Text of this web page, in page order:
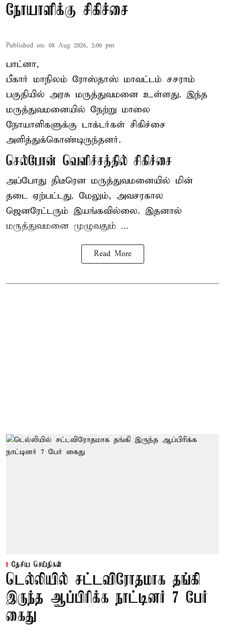
நோயாளிக்கு சிகிச்சை
Published on: 08 Aug 2026, 2:06 pm
பாட்னா,
பீகார் மாநிலம் ரோஸ்தாஸ் மாவட்டம் சசராம்
பகுதியில் அரசு மருத்துவமனை உள்ளது. இந்த
மருத்துவமனையில் நேற்று மாலை
நோயாளிகளுக்கு டாக்டர்கள் சிகிச்சை
அளித்துக்கொண்டிருந்தனர்.
செல்போன் வெளிச்சத்தில் சிகிச்சை
அப்போது திடீரென மருத்துவமனையில் மின்
தடை ஏற்பட்டது. மேலும், அவசரகால
ஜெனரேட்டரும் இயங்கவில்லை. இதனால்
மருத்துவமனை முழுவதும் ...
Read More
தேசிய செய்திகள்
டெல்லியில் சட்டவிரோதமாக தங்கி
இருந்த ஆப்பிரிக்க நாட்டினர் 7 பேர்
கைது